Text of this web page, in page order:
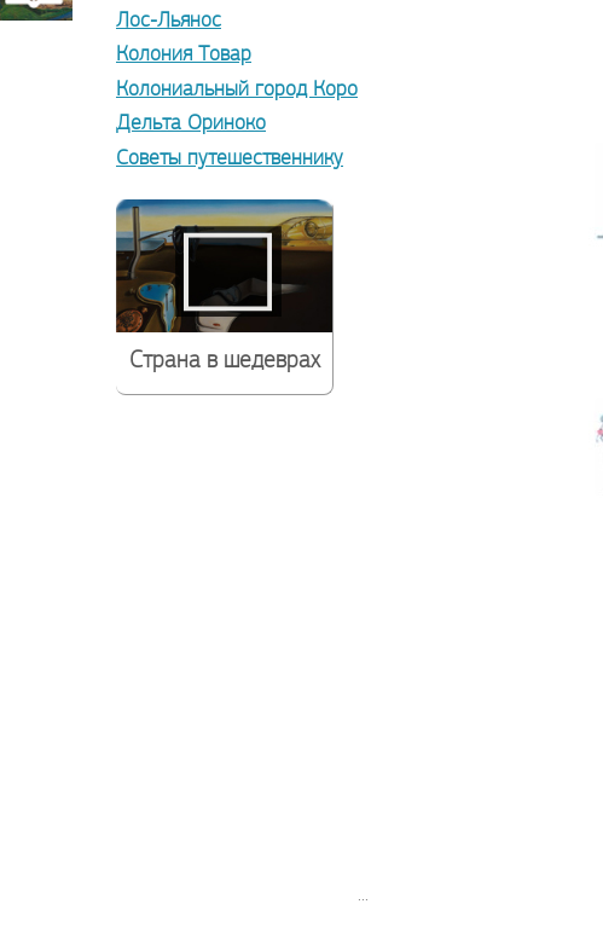
Лос-Льянос
Колония Товар
Колониальный город Коро
Дельта Ориноко
Советы путешественнику
Страна в шедеврах
...
искусство
миниатюра